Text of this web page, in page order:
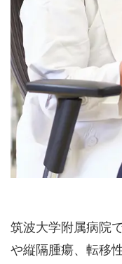
筑波大学附属病院
や縦隔腫瘍、転移